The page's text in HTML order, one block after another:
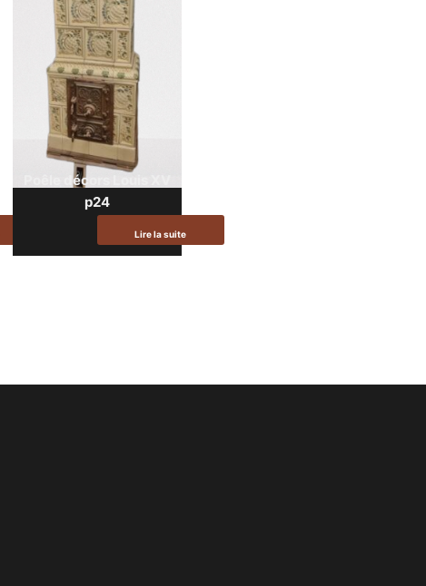
Poêle décors Louis XV
p24
Lire la suite